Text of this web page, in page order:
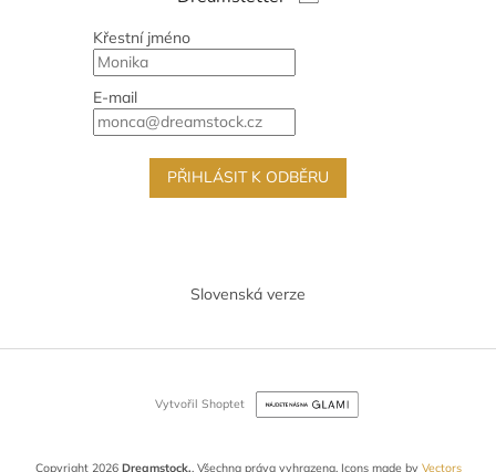
Křestní jméno
E-mail
PŘIHLÁSIT K ODBĚRU
Slovenská verze
Vytvořil Shoptet
Copyright 2026 Dreamstock.. Všechna práva vyhrazena. Icons made by Vectors